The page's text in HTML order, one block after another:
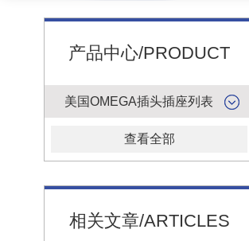
产品中心/PRODUCT
美国OMEGA插头插座列表
查看全部
相关文章/ARTICLES